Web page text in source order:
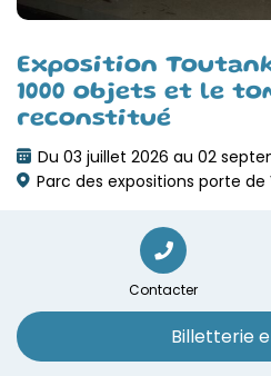
Exposition
1000 objets et le
reconstitué
Du 03 juillet 2026 au 02
Parc des expositions porte de
Contacter
Billetterie